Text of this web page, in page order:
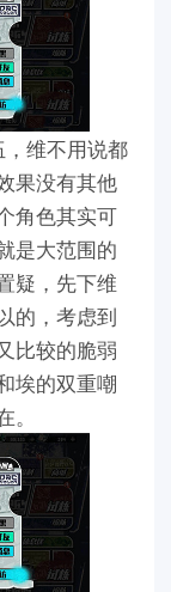
维不用说都
果没有其他
角色其实可
是大范围的
疑，先下维
的，考虑到
比较的脆弱
埃的双重嘲